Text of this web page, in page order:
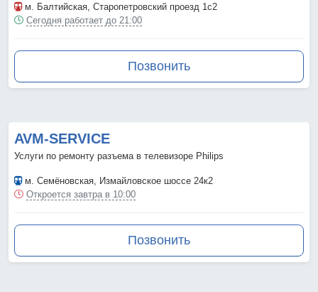
м. Балтийская , Старопетровский проезд 1с2
Сегодня работает до 21:00
Позвонить
AVM-SERVICE
Услуги по ремонту разъема в телевизоре Philips
м. Семёновская , Измайловское шоссе 24к2
Откроется завтра в 10:00
Позвонить